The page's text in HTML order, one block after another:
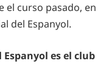
el curso pasado, en
del Espanyol.
es el club